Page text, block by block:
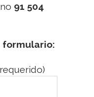
91 504
formulario: